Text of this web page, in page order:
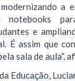
a
notebooks
e
É assim que
sala de aula”,
Educação,